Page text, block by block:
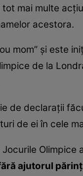
mai multe
acestora.
mom” şi este
de la
de declaraţii
de ei în cele
Olimpice
ajutorul